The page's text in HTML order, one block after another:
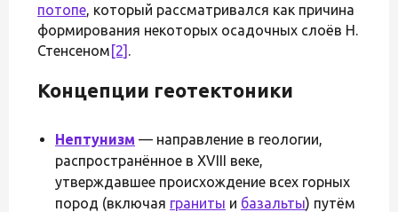
потопе, который рассматривался как причина
формирования некоторых осадочных слоёв Н.
Стенсеном [2] .
Концепции геотектоники
Нептунизм — направление в геологии,
распространённое в XVIII веке,
утверждавшее происхождение всех горных
пород (включая граниты и базальты) путём